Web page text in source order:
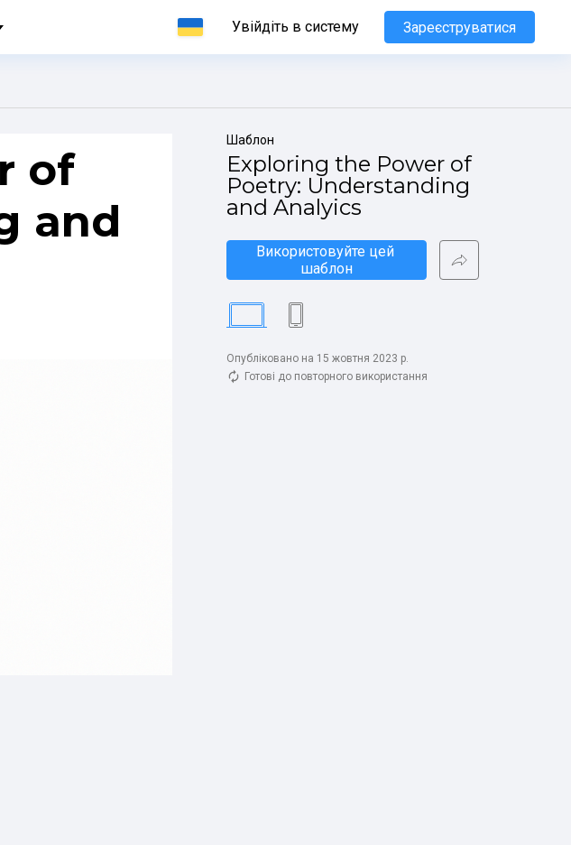
Увійдіть в систему Зареєструватися
Шаблон
Exploring the Power of
Poetry: Understanding
and Analyics
Використовуйте цей
шаблон
Опубліковано на 15 жовтня 2023 р.
Готові до повторного використання